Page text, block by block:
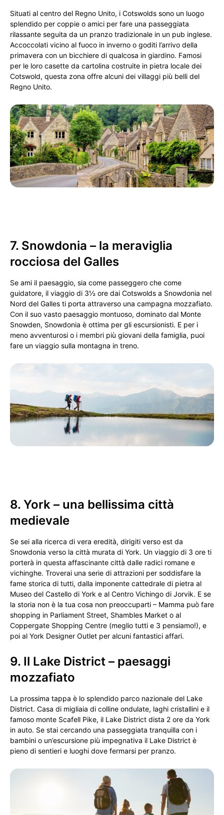
Situati al centro del Regno Unito, i Cotswolds sono un luogo
splendido per coppie o amici per fare una passeggiata
rilassante seguita da un pranzo tradizionale in un pub inglese.
Accoccolati vicino al fuoco in inverno o goditi l’arrivo della
primavera con un bicchiere di qualcosa in giardino. Famosi
per le loro casette da cartolina costruite in pietra locale dei
Cotswold, questa zona offre alcuni dei villaggi più belli del
Regno Unito.
7. Snowdonia – la meraviglia
rocciosa del Galles
Se ami il paesaggio, sia come passeggero che come
guidatore, il viaggio di 3½ ore dai Cotswolds a Snowdonia nel
Nord del Galles ti porta attraverso una campagna mozzafiato.
Con il suo vasto paesaggio montuoso, dominato dal Monte
Snowden, Snowdonia è ottima per gli escursionisti. E per i
meno avventurosi o i membri più giovani della famiglia, puoi
fare un viaggio sulla montagna in treno.
8. York – una bellissima città
medievale
Se sei alla ricerca di vera eredità, dirigiti verso est da
Snowdonia verso la città murata di York. Un viaggio di 3 ore ti
porterà in questa affascinante città dalle radici romane e
vichinghe. Troverai una serie di attrazioni per soddisfare la
fame storica di tutti, dalla imponente cattedrale di pietra al
Museo del Castello di York e al Centro Vichingo di Jorvik. E se
la storia non è la tua cosa non preoccuparti – Mamma può fare
shopping in Parliament Street, Shambles Market o al
Coppergate Shopping Centre (meglio tutti e 3 pensiamo!), e
poi al York Designer Outlet per alcuni fantastici affari.
9. Il Lake District – paesaggi
mozzafiato
La prossima tappa è lo splendido parco nazionale del Lake
District. Casa di migliaia di colline ondulate, laghi cristallini e il
famoso monte Scafell Pike, il Lake District dista 2 ore da York
in auto. Se stai cercando una passeggiata tranquilla con i
bambini o un’escursione più impegnativa il Lake District è
pieno di sentieri e luoghi dove fermarsi per pranzo.